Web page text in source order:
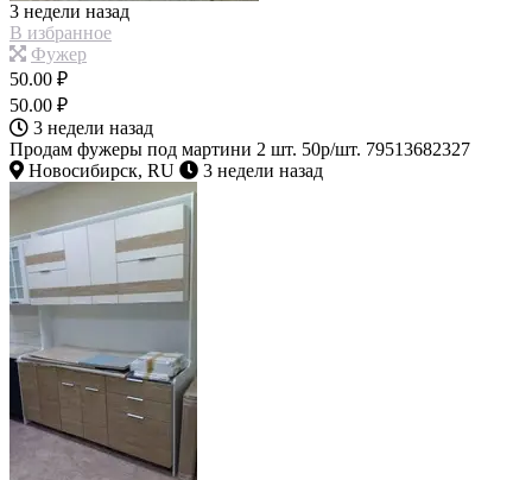
3 недели назад
В избранное
Фужер
50.00 ₽
50.00 ₽
3 недели назад
Продам фужеры под мартини 2 шт. 50р/шт. 79513682327
Новосибирск, RU
3 недели назад